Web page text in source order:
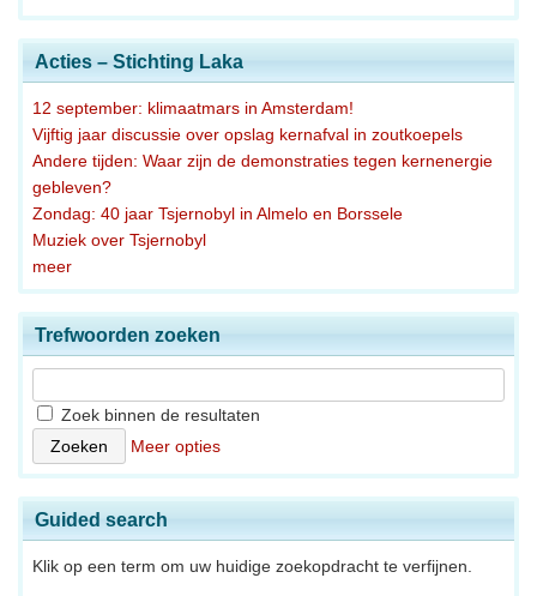
Acties – Stichting Laka
12 september: klimaatmars in Amsterdam!
Vijftig jaar discussie over opslag kernafval in zoutkoepels
Andere tijden: Waar zijn de demonstraties tegen kernenergie
gebleven?
Zondag: 40 jaar Tsjernobyl in Almelo en Borssele
Muziek over Tsjernobyl
meer
Trefwoorden zoeken
Zoek binnen de resultaten
Meer opties
Guided search
Klik op een term om uw huidige zoekopdracht te verfijnen.